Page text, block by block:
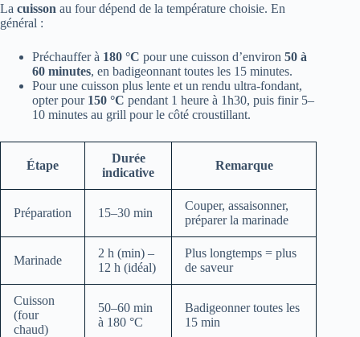
La cuisson au four dépend de la température choisie. En
général :
Préchauffer à 180 °C pour une cuisson d’environ 50 à
60 minutes, en badigeonnant toutes les 15 minutes.
Pour une cuisson plus lente et un rendu ultra‑fondant,
opter pour 150 °C pendant 1 heure à 1h30, puis finir 5–
10 minutes au grill pour le côté croustillant.
Étape
Durée
indicative
Remarque
Préparation 15–30 min
Couper, assaisonner,
préparer la marinade
Marinade
2 h (min) –
12 h (idéal)
Plus longtemps = plus
de saveur
Cuisson
(four
chaud)
50–60 min
à 180 °C
Badigeonner toutes les
15 min